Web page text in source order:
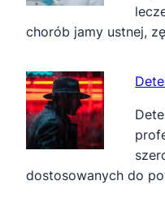
chorób jamy ustnej,
dostosowanych do